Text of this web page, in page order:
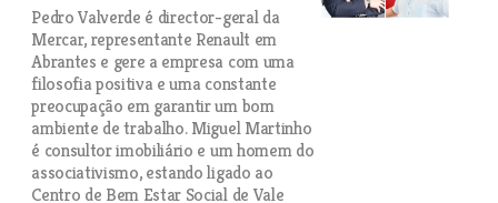
Pedro Valverde é director-geral da
Mercar, representante Renault em
Abrantes e gere a empresa com uma
filosofia positiva e uma constante
preocupação em garantir um bom
ambiente de trabalho. Miguel Martinho
é consultor imobiliário e um homem do
associativismo, estando ligado ao
Centro de Bem Estar Social de Vale